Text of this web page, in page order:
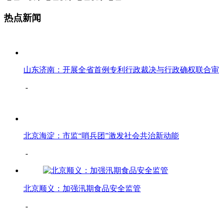
热点新闻
山东济南：开展全省首例专利行政裁决与行政确权联合
-
北京海淀：市监“哨兵团”激发社会共治新动能
-
北京顺义：加强汛期食品安全监管
-